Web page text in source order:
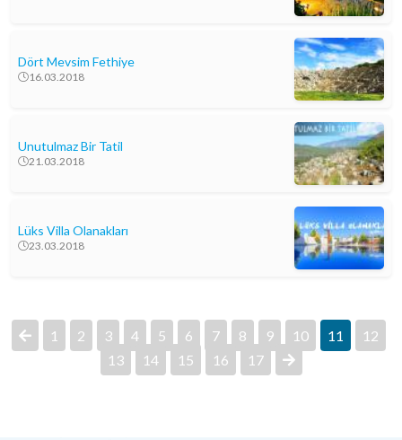
Dört Mevsim Fethiye
16.03.2018
Unutulmaz Bir Tatil
21.03.2018
Lüks Villa Olanakları
23.03.2018
1 2 3 4 5 6 7 8 9 10 11
12
13
14 15 16 17